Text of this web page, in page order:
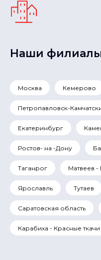
Наши филиалы
Москва Кемерово
Петропавловск-
Екатеринбург
Ростов- на -Дону
Таганрог Матвеев -
Ярославль Тутаев
Саратовская область
Карабиха - Красные ткачи